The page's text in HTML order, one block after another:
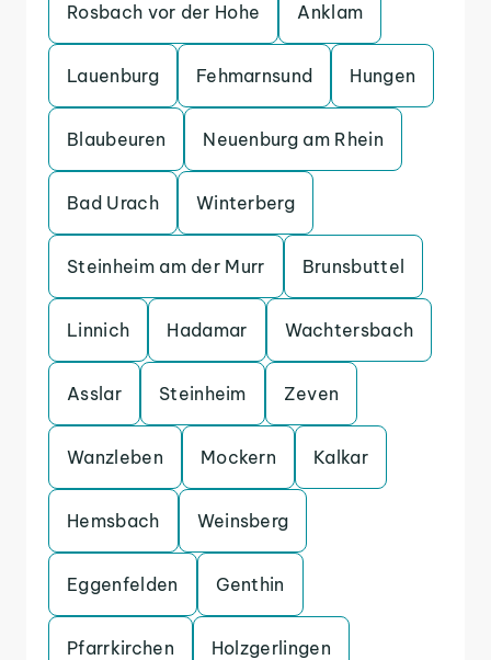
Rosbach vor der Hohe Anklam
Lauenburg Fehmarnsund Hungen
Blaubeuren Neuenburg am Rhein
Bad Urach Winterberg
Steinheim am der Murr Brunsbuttel
Linnich Hadamar Wachtersbach
Asslar Steinheim Zeven
Wanzleben Mockern Kalkar
Hemsbach Weinsberg
Eggenfelden Genthin
Pfarrkirchen Holzgerlingen